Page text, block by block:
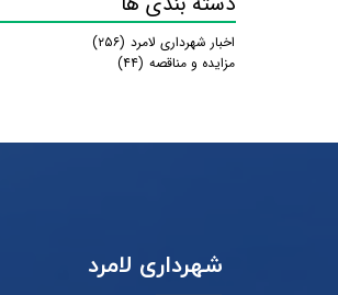
اخبار شهرداری لامرد (۲۵۶)
مزایده و مناقصه (۴۴)
شهرداری لامرد